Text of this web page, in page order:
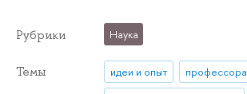
Рубрики Наука
Темы идеи и опыт
профессора